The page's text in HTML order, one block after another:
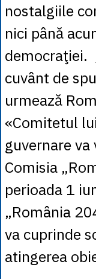
nostalgiile
nici până
democraţiei.
cuvânt de
urmează
«Comitetul
guvernare
Comisia
perioada 1
„România
va cuprinde
atingerea